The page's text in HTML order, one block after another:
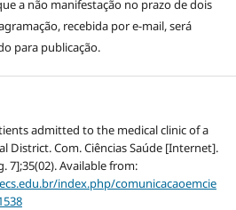
a não manifestação no prazo de dois
recebida por e-mail, será
para publicação.
admitted to the medical clinic of a
District. Com. Ciências Saúde [Internet].
7];35(02). Available from:
index.php/comunicacaoemcie